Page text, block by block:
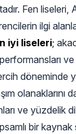
Fen
ilgi
iyi liseleri;
döneminde
ve yüzdelik
bir